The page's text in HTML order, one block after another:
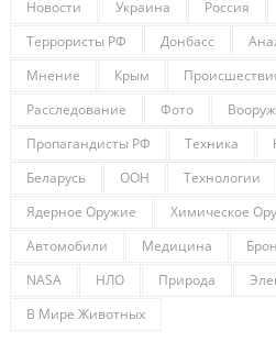
Новости Украина Россия
Террористы РФ
Донбасс
Мнение
Крым
Расследование
Фото
Пропагандисты РФ
Техника
Беларусь
ООН Технологии
Ядерное Оружие
Химическое
Автомобили
Медицина
NASA
НЛО Природа
В Мире Животных